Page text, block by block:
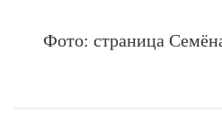
Фото: страница